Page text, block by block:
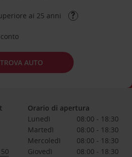
ai 25 anni
TROVA AUTO
Orario di apertura
Lunedì
08:00 - 18:30
Martedì
08:00 - 18:30
Mercoledì
08:00 - 18:30
Giovedì
08:00 - 18:30